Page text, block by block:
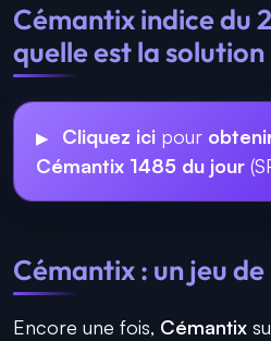
Cémantix indice du
quelle est la solution
Cliquez ici pour
Cémantix 1485 du jour
Cémantix : un jeu
Encore une fois, Cémantix